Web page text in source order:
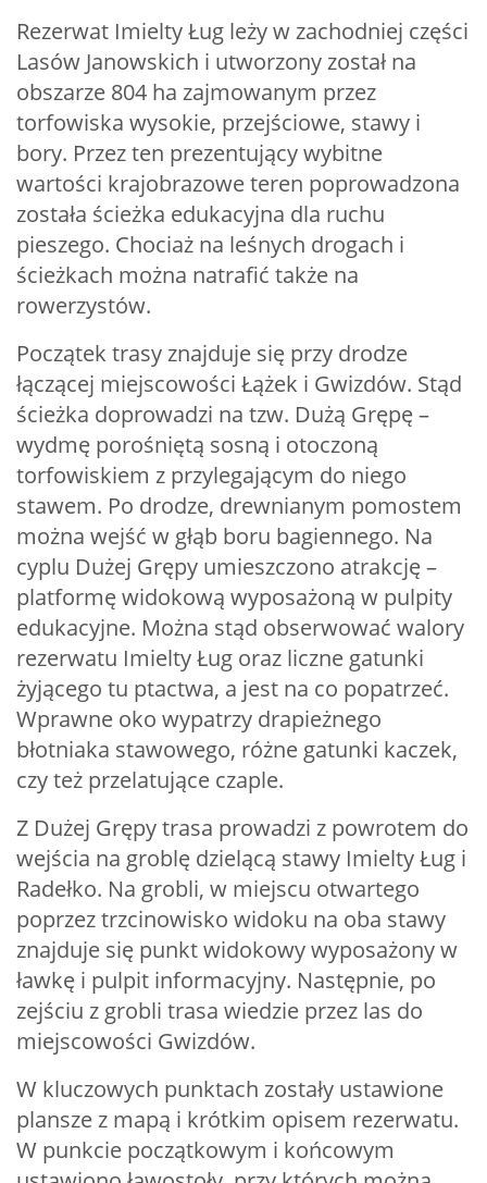
Rezerwat Imielty Ług leży w zachodniej części
Lasów Janowskich i utworzony został na
obszarze 804 ha zajmowanym przez
torfowiska wysokie, przejściowe, stawy i
bory. Przez ten prezentujący wybitne
wartości krajobrazowe teren poprowadzona
została ścieżka edukacyjna dla ruchu
pieszego. Chociaż na leśnych drogach i
ścieżkach można natrafić także na
rowerzystów.
Początek trasy znajduje się przy drodze
łączącej miejscowości Łążek i Gwizdów. Stąd
ścieżka doprowadzi na tzw. Dużą Grępę –
wydmę porośniętą sosną i otoczoną
torfowiskiem z przylegającym do niego
stawem. Po drodze, drewnianym pomostem
można wejść w głąb boru bagiennego. Na
cyplu Dużej Grępy umieszczono atrakcję –
platformę widokową wyposażoną w pulpity
edukacyjne. Można stąd obserwować walory
rezerwatu Imielty Ług oraz liczne gatunki
żyjącego tu ptactwa, a jest na co popatrzeć.
Wprawne oko wypatrzy drapieżnego
błotniaka stawowego, różne gatunki kaczek,
czy też przelatujące czaple.
Z Dużej Grępy trasa prowadzi z powrotem do
wejścia na groblę dzielącą stawy Imielty Ług i
Radełko. Na grobli, w miejscu otwartego
poprzez trzcinowisko widoku na oba stawy
znajduje się punkt widokowy wyposażony w
ławkę i pulpit informacyjny. Następnie, po
zejściu z grobli trasa wiedzie przez las do
miejscowości Gwizdów.
W kluczowych punktach zostały ustawione
plansze z mapą i krótkim opisem rezerwatu.
W punkcie początkowym i końcowym